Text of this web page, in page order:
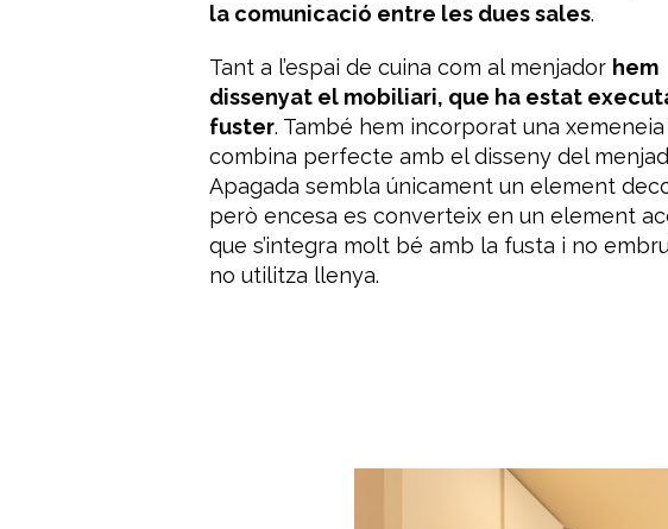
la comunicació entre les dues sales.
Tant a l’espai de cuina com al menjador hem
dissenyat el mobiliari, que ha estat
fuster. També hem incorporat una xemeneia
combina perfecte amb el disseny del
Apagada sembla únicament un element
però encesa es converteix en un element
que s’integra molt bé amb la fusta i no
no utilitza llenya.